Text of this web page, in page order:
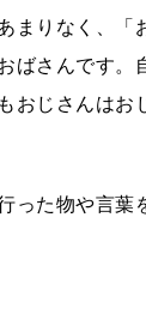
まりなく、「
ばさんです。
おじさんはお
った物や言葉